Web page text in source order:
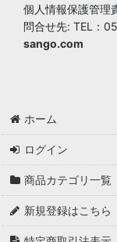
個人情報保護管理
問合せ先: TEL：
sango.com
ホーム
ログイン
商品カテゴリ一覧
新規登録はこちら